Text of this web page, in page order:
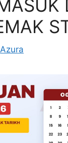
Azura